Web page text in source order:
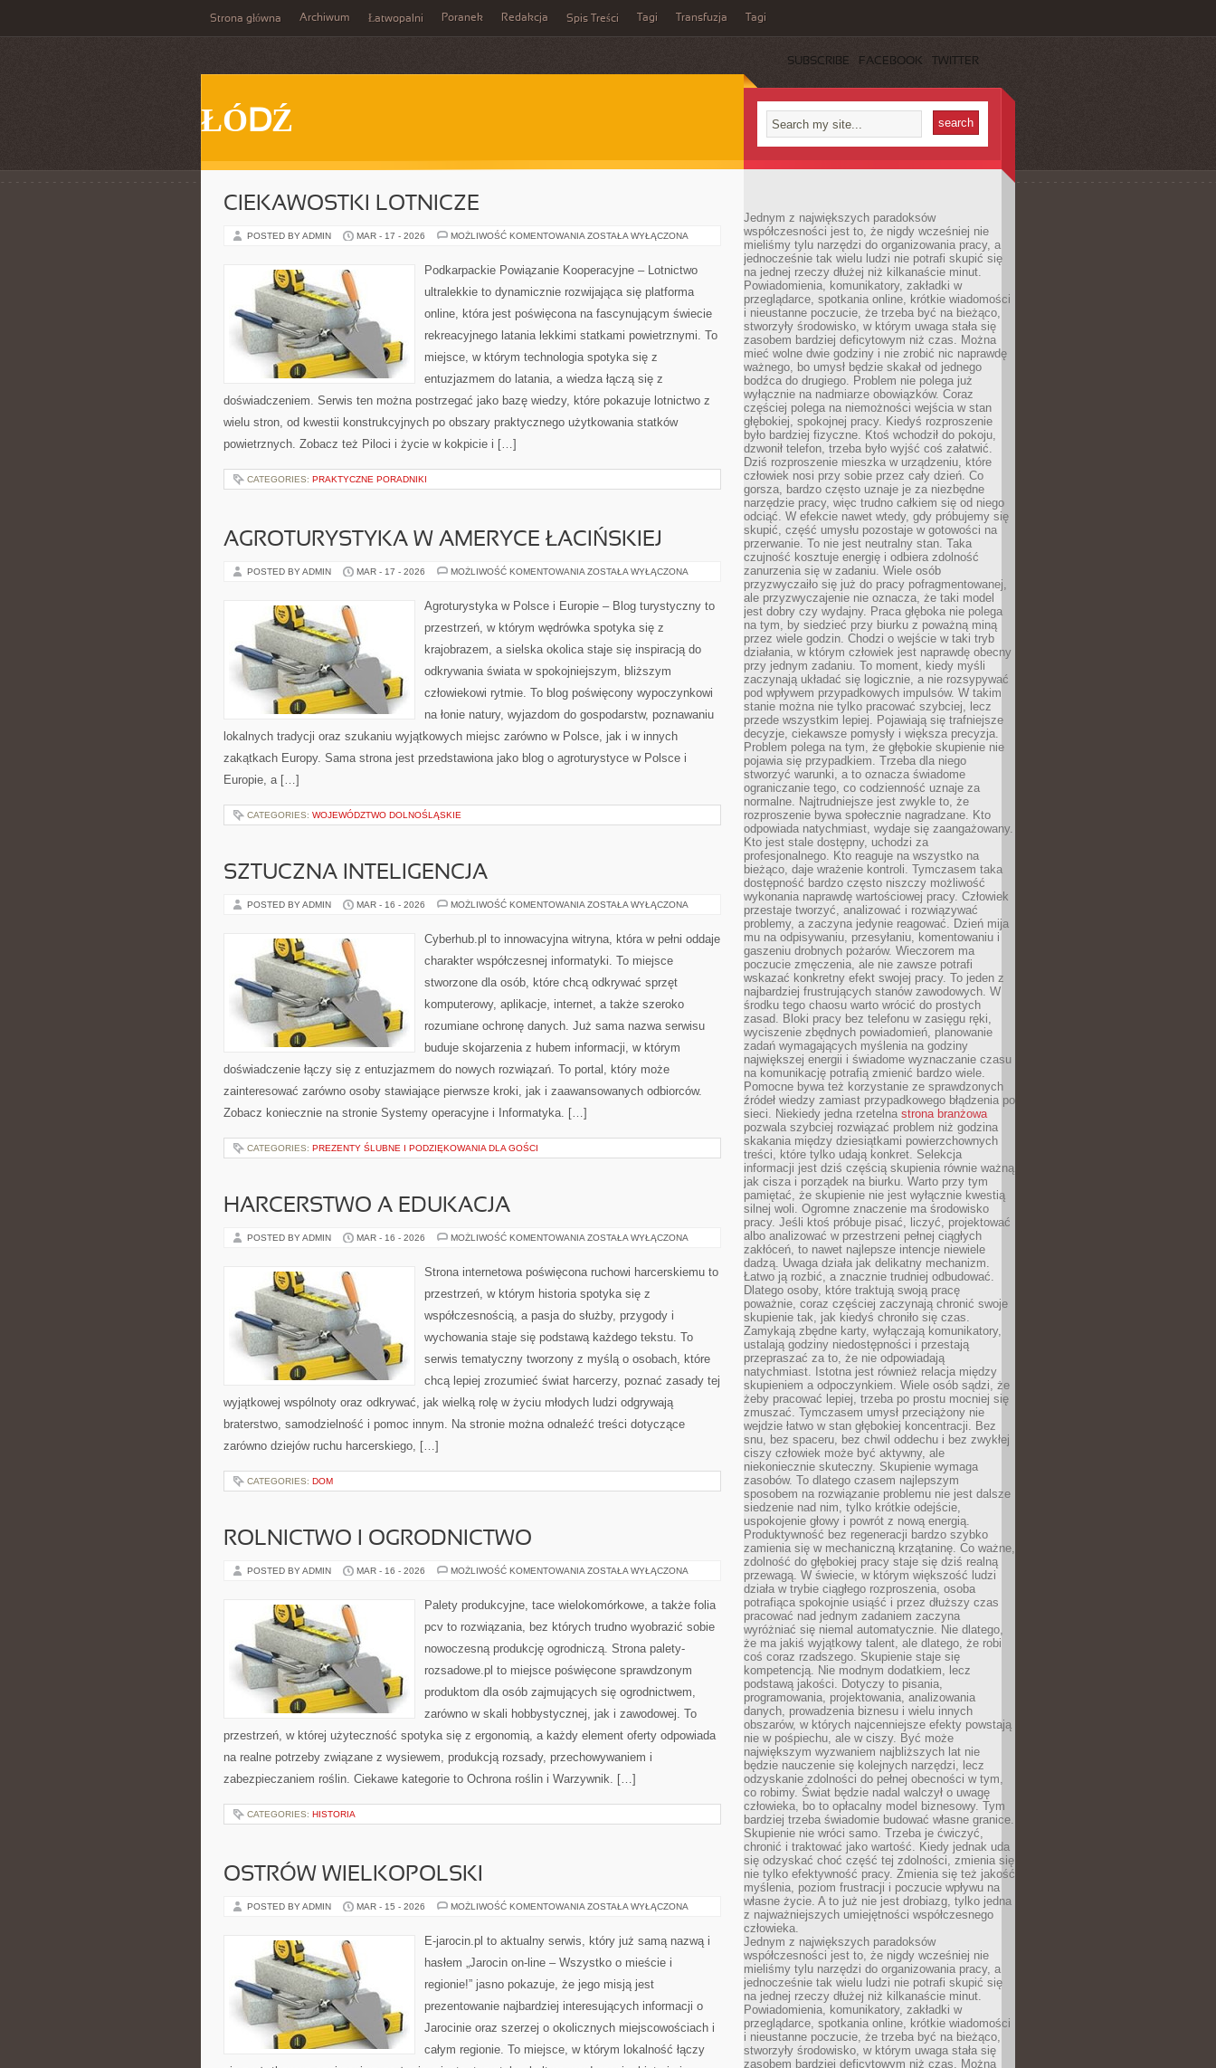
Strona główna Archiwum Łatwopalni Poranek Redakcja Spis Treści Tagi Transfuzja Tagi
SUBSCRIBE FACEBOOK TWITTER
ŁÓDŹ
CIEKAWOSTKI LOTNICZE
POSTED BY ADMIN MAR - 17 - 2026 MOŻLIWOŚĆ KOMENTOWANIA CIEKAWOSTKI
ZOSTAŁA WYŁĄCZONA
Podkarpackie Powiązanie Kooperacyjne – Lotnictwo
ultralekkie to dynamicznie rozwijająca się platforma
online, która jest poświęcona na fascynującym świecie
rekreacyjnego latania lekkimi statkami powietrznymi. To
miejsce, w którym technologia spotyka się z
entuzjazmem do latania, a wiedza łączą się z
doświadczeniem. Serwis ten można postrzegać jako bazę wiedzy, które pokazuje lotnictwo z
wielu stron, od kwestii konstrukcyjnych po obszary praktycznego użytkowania statków
powietrznych. Zobacz też Piloci i życie w kokpicie i […]
CATEGORIES: PRAKTYCZNE PORADNIKI
AGROTURYSTYKA W AMERYCE ŁACIŃSKIEJ
POSTED BY ADMIN MAR - 17 - 2026 MOŻLIWOŚĆ KOMENTOWANIA AGROTURYSTYKA
ŁACIŃSKIEJ
ZOSTAŁA WYŁĄCZONA
Agroturystyka w Polsce i Europie – Blog turystyczny to
przestrzeń, w którym wędrówka spotyka się z
krajobrazem, a sielska okolica staje się inspiracją do
odkrywania świata w spokojniejszym, bliższym
człowiekowi rytmie. To blog poświęcony wypoczynkowi
na łonie natury, wyjazdom do gospodarstw, poznawaniu
lokalnych tradycji oraz szukaniu wyjątkowych miejsc zarówno w Polsce, jak i w innych
zakątkach Europy. Sama strona jest przedstawiona jako blog o agroturystyce w Polsce i
Europie, a […]
CATEGORIES: WOJEWÓDZTWO DOLNOŚLĄSKIE
SZTUCZNA INTELIGENCJA
POSTED BY ADMIN MAR - 16 - 2026 MOŻLIWOŚĆ KOMENTOWANIA SZTUCZNA
ZOSTAŁA WYŁĄCZONA
Cyberhub.pl to innowacyjna witryna, która w pełni oddaje
charakter współczesnej informatyki. To miejsce
stworzone dla osób, które chcą odkrywać sprzęt
komputerowy, aplikacje, internet, a także szeroko
rozumiane ochronę danych. Już sama nazwa serwisu
buduje skojarzenia z hubem informacji, w którym
doświadczenie łączy się z entuzjazmem do nowych rozwiązań. To portal, który może
zainteresować zarówno osoby stawiające pierwsze kroki, jak i zaawansowanych odbiorców.
Zobacz koniecznie na stronie Systemy operacyjne i Informatyka. […]
CATEGORIES: PREZENTY ŚLUBNE I PODZIĘKOWANIA DLA GOŚCI
HARCERSTWO A EDUKACJA
POSTED BY ADMIN MAR - 16 - 2026 MOŻLIWOŚĆ KOMENTOWANIA HARCERSTWO
ZOSTAŁA WYŁĄCZONA
Strona internetowa poświęcona ruchowi harcerskiemu to
przestrzeń, w którym historia spotyka się z
współczesnością, a pasja do służby, przygody i
wychowania staje się podstawą każdego tekstu. To
serwis tematyczny tworzony z myślą o osobach, które
chcą lepiej zrozumieć świat harcerzy, poznać zasady tej
wyjątkowej wspólnoty oraz odkrywać, jak wielką rolę w życiu młodych ludzi odgrywają
braterstwo, samodzielność i pomoc innym. Na stronie można odnaleźć treści dotyczące
zarówno dziejów ruchu harcerskiego, […]
CATEGORIES: DOM
ROLNICTWO I OGRODNICTWO
POSTED BY ADMIN MAR - 16 - 2026 MOŻLIWOŚĆ KOMENTOWANIA ROLNICTWO
ZOSTAŁA WYŁĄCZONA
Palety produkcyjne, tace wielokomórkowe, a także folia
pcv to rozwiązania, bez których trudno wyobrazić sobie
nowoczesną produkcję ogrodniczą. Strona palety-
rozsadowe.pl to miejsce poświęcone sprawdzonym
produktom dla osób zajmujących się ogrodnictwem,
zarówno w skali hobbystycznej, jak i zawodowej. To
przestrzeń, w której użyteczność spotyka się z ergonomią, a każdy element oferty odpowiada
na realne potrzeby związane z wysiewem, produkcją rozsady, przechowywaniem i
zabezpieczaniem roślin. Ciekawe kategorie to Ochrona roślin i Warzywnik. […]
CATEGORIES: HISTORIA
OSTRÓW WIELKOPOLSKI
POSTED BY ADMIN MAR - 15 - 2026 MOŻLIWOŚĆ KOMENTOWANIA OSTRÓW
ZOSTAŁA WYŁĄCZONA
E-jarocin.pl to aktualny serwis, który już samą nazwą i
hasłem „Jarocin on-line – Wszystko o mieście i
regionie!” jasno pokazuje, że jego misją jest
prezentowanie najbardziej interesujących informacji o
Jarocinie oraz szerzej o okolicznych miejscowościach i
całym regionie. To miejsce, w którym lokalność łączy
Jednym z największych paradoksów
współczesności jest to, że nigdy wcześniej nie
mieliśmy tylu narzędzi do organizowania pracy, a
jednocześnie tak wielu ludzi nie potrafi skupić się
na jednej rzeczy dłużej niż kilkanaście minut.
Powiadomienia, komunikatory, zakładki w
przeglądarce, spotkania online, krótkie wiadomości
i nieustanne poczucie, że trzeba być na bieżąco,
stworzyły środowisko, w którym uwaga stała się
zasobem bardziej deficytowym niż czas. Można
mieć wolne dwie godziny i nie zrobić nic naprawdę
ważnego, bo umysł będzie skakał od jednego
bodźca do drugiego. Problem nie polega już
wyłącznie na nadmiarze obowiązków. Coraz
częściej polega na niemożności wejścia w stan
głębokiej, spokojnej pracy. Kiedyś rozproszenie
było bardziej fizyczne. Ktoś wchodził do pokoju,
dzwonił telefon, trzeba było wyjść coś załatwić.
Dziś rozproszenie mieszka w urządzeniu, które
człowiek nosi przy sobie przez cały dzień. Co
gorsza, bardzo często uznaje je za niezbędne
narzędzie pracy, więc trudno całkiem się od niego
odciąć. W efekcie nawet wtedy, gdy próbujemy się
skupić, część umysłu pozostaje w gotowości na
przerwanie. To nie jest neutralny stan. Taka
czujność kosztuje energię i odbiera zdolność
zanurzenia się w zadaniu. Wiele osób
przyzwyczaiło się już do pracy pofragmentowanej,
ale przyzwyczajenie nie oznacza, że taki model
jest dobry czy wydajny. Praca głęboka nie polega
na tym, by siedzieć przy biurku z poważną miną
przez wiele godzin. Chodzi o wejście w taki tryb
działania, w którym człowiek jest naprawdę obecny
przy jednym zadaniu. To moment, kiedy myśli
zaczynają układać się logicznie, a nie rozsypywać
pod wpływem przypadkowych impulsów. W takim
stanie można nie tylko pracować szybciej, lecz
przede wszystkim lepiej. Pojawiają się trafniejsze
decyzje, ciekawsze pomysły i większa precyzja.
Problem polega na tym, że głębokie skupienie nie
pojawia się przypadkiem. Trzeba dla niego
stworzyć warunki, a to oznacza świadome
ograniczanie tego, co codzienność uznaje za
normalne. Najtrudniejsze jest zwykle to, że
rozproszenie bywa społecznie nagradzane. Kto
odpowiada natychmiast, wydaje się zaangażowany.
Kto jest stale dostępny, uchodzi za
profesjonalnego. Kto reaguje na wszystko na
bieżąco, daje wrażenie kontroli. Tymczasem taka
dostępność bardzo często niszczy możliwość
wykonania naprawdę wartościowej pracy. Człowiek
przestaje tworzyć, analizować i rozwiązywać
problemy, a zaczyna jedynie reagować. Dzień mija
mu na odpisywaniu, przesyłaniu, komentowaniu i
gaszeniu drobnych pożarów. Wieczorem ma
poczucie zmęczenia, ale nie zawsze potrafi
wskazać konkretny efekt swojej pracy. To jeden z
najbardziej frustrujących stanów zawodowych. W
środku tego chaosu warto wrócić do prostych
zasad. Bloki pracy bez telefonu w zasięgu ręki,
wyciszenie zbędnych powiadomień, planowanie
zadań wymagających myślenia na godziny
największej energii i świadome wyznaczanie czasu
na komunikację potrafią zmienić bardzo wiele.
Pomocne bywa też korzystanie ze sprawdzonych
źródeł wiedzy zamiast przypadkowego błądzenia po
sieci. Niekiedy jedna rzetelna strona branżowa
pozwala szybciej rozwiązać problem niż godzina
skakania między dziesiątkami powierzchownych
treści, które tylko udają konkret. Selekcja
informacji jest dziś częścią skupienia równie ważną
jak cisza i porządek na biurku. Warto przy tym
pamiętać, że skupienie nie jest wyłącznie kwestią
silnej woli. Ogromne znaczenie ma środowisko
pracy. Jeśli ktoś próbuje pisać, liczyć, projektować
albo analizować w przestrzeni pełnej ciągłych
zakłóceń, to nawet najlepsze intencje niewiele
dadzą. Uwaga działa jak delikatny mechanizm.
Łatwo ją rozbić, a znacznie trudniej odbudować.
Dlatego osoby, które traktują swoją pracę
poważnie, coraz częściej zaczynają chronić swoje
skupienie tak, jak kiedyś chroniło się czas.
Zamykają zbędne karty, wyłączają komunikatory,
ustalają godziny niedostępności i przestają
przepraszać za to, że nie odpowiadają
natychmiast. Istotna jest również relacja między
skupieniem a odpoczynkiem. Wiele osób sądzi, że
żeby pracować lepiej, trzeba po prostu mocniej się
zmuszać. Tymczasem umysł przeciążony nie
wejdzie łatwo w stan głębokiej koncentracji. Bez
snu, bez spaceru, bez chwil oddechu i bez zwykłej
ciszy człowiek może być aktywny, ale
niekoniecznie skuteczny. Skupienie wymaga
zasobów. To dlatego czasem najlepszym
sposobem na rozwiązanie problemu nie jest dalsze
siedzenie nad nim, tylko krótkie odejście,
uspokojenie głowy i powrót z nową energią.
Produktywność bez regeneracji bardzo szybko
zamienia się w mechaniczną krzątaninę. Co ważne,
zdolność do głębokiej pracy staje się dziś realną
przewagą. W świecie, w którym większość ludzi
działa w trybie ciągłego rozproszenia, osoba
potrafiąca spokojnie usiąść i przez dłuższy czas
pracować nad jednym zadaniem zaczyna
wyróżniać się niemal automatycznie. Nie dlatego,
że ma jakiś wyjątkowy talent, ale dlatego, że robi
coś coraz rzadszego. Skupienie staje się
kompetencją. Nie modnym dodatkiem, lecz
podstawą jakości. Dotyczy to pisania,
programowania, projektowania, analizowania
danych, prowadzenia biznesu i wielu innych
obszarów, w których najcenniejsze efekty powstają
nie w pośpiechu, ale w ciszy. Być może
największym wyzwaniem najbliższych lat nie
będzie nauczenie się kolejnych narzędzi, lecz
odzyskanie zdolności do pełnej obecności w tym,
co robimy. Świat będzie nadal walczył o uwagę
człowieka, bo to opłacalny model biznesowy. Tym
bardziej trzeba świadomie budować własne granice.
Skupienie nie wróci samo. Trzeba je ćwiczyć,
chronić i traktować jako wartość. Kiedy jednak uda
się odzyskać choć część tej zdolności, zmienia się
nie tylko efektywność pracy. Zmienia się też jakość
myślenia, poziom frustracji i poczucie wpływu na
własne życie. A to już nie jest drobiazg, tylko jedna
z najważniejszych umiejętności współczesnego
człowieka.
Jednym z największych paradoksów
współczesności jest to, że nigdy wcześniej nie
mieliśmy tylu narzędzi do organizowania pracy, a
jednocześnie tak wielu ludzi nie potrafi skupić się
na jednej rzeczy dłużej niż kilkanaście minut.
Powiadomienia, komunikatory, zakładki w
przeglądarce, spotkania online, krótkie wiadomości
i nieustanne poczucie, że trzeba być na bieżąco,
stworzyły środowisko, w którym uwaga stała się
zasobem bardziej deficytowym niż czas. Można